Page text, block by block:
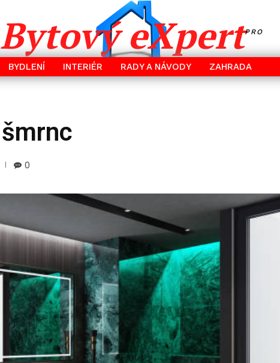
Bytový eXpertPRO
BYDLENÍ INTERIÉR RADY A NÁVODY ZAHRADA
0